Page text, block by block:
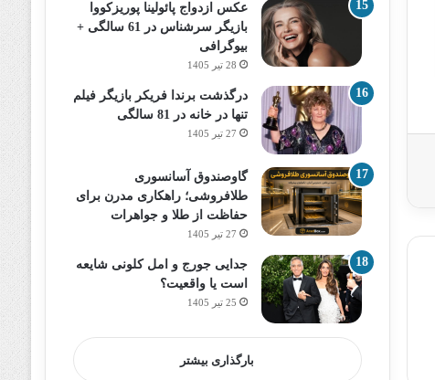
عکس ازدواج پائولینا پوریزکووا
بازیگر سرشناس در 61 سالگی +
بیوگرافی
28 تیر 1405
درگذشت برندا فریکر بازیگر فیلم
تنها در خانه در 81 سالگی
27 تیر 1405
گاوصندوق آسانسوری
طلافروشی؛ راهکاری مدرن برای
حفاظت از طلا و جواهرات
27 تیر 1405
جدایی جورج و امل کلونی شایعه
است یا واقعیت؟
25 تیر 1405
بارگذاری بیشتر